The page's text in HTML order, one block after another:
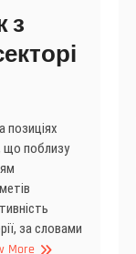
з
позиціях
що поблизу
за словами
More